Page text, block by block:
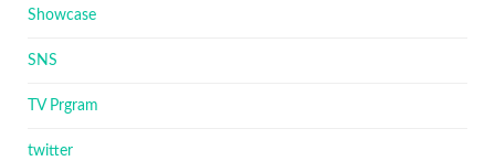
Showcase
SNS
TV Prgram
twitter